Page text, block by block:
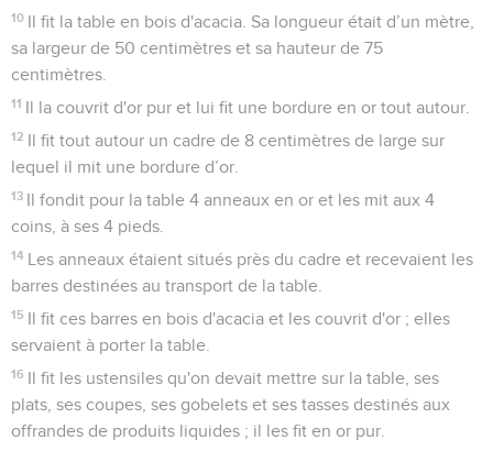
10 Il fit la table en bois d'acacia. Sa longueur était d’un mètre,
sa largeur de 50 centimètres et sa hauteur de 75
centimètres.
11 Il la couvrit d'or pur et lui fit une bordure en or tout autour.
12 Il fit tout autour un cadre de 8 centimètres de large sur
lequel il mit une bordure d’or.
13 Il fondit pour la table 4 anneaux en or et les mit aux 4
coins, à ses 4 pieds.
14 Les anneaux étaient situés près du cadre et recevaient les
barres destinées au transport de la table.
15 Il fit ces barres en bois d'acacia et les couvrit d'or ; elles
servaient à porter la table.
16 Il fit les ustensiles qu'on devait mettre sur la table, ses
plats, ses coupes, ses gobelets et ses tasses destinés aux
offrandes de produits liquides ; il les fit en or pur.